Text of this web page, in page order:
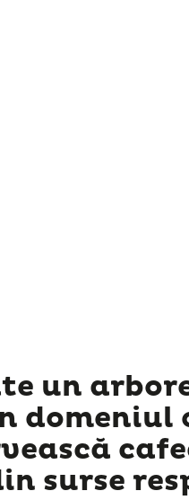
un
surse